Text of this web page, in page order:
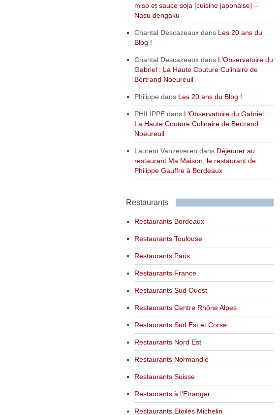
miso et sauce soja [cuisine japonaise] –
Nasu dengaku
Chantal Descazeauxdans Les 20 ans du
Blog !
Chantal Descazeauxdans L’Observatoire du
Gabriel : La Haute Couture Culinaire de
Bertrand Noeureuil
Philippe dans Les 20 ans du Blog !
PHILIPPEdans L’Observatoire du Gabriel :
La Haute Couture Culinaire de Bertrand
Noeureuil
Laurent Vanzeveren dans Déjeuner au
restaurant Ma Maison, le restaurant de
Philippe Gauffre à Bordeaux
Restaurants
Restaurants Bordeaux
Restaurants Toulouse
Restaurants Paris
Restaurants France
Restaurants Sud Ouest
Restaurants Centre Rhône Alpes
Restaurants Sud Est et Corse
Restaurants Nord Est
Restaurants Normandie
Restaurants Suisse
Restaurants à l’Etranger
Restaurants Etoilés Michelin